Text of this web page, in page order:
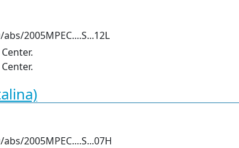
2005MPEC....S...12L
2005MPEC....S...07H